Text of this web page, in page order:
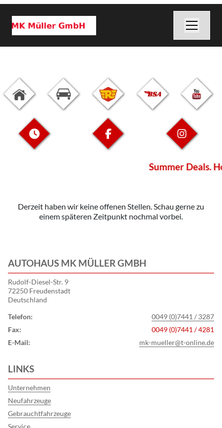
Summer Deals.
Derzeit haben wir keine offenen Stellen. Schau gerne zu
einem späteren Zeitpunkt nochmal vorbei.
AUTOHAUS MK MÜLLER GMBH
Rudolf-Diesel-Str. 9
72250 Freudenstadt
Deutschland
Telefon:
0049 (0)7441 / 3287
Fax:
0049 (0)7441 / 4281
E-Mail:
mk-mueller@t-online.de
LINKS
Unternehmen
Neufahrzeuge
Gebrauchtfahrzeuge
Service